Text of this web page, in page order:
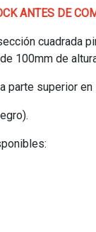
ANTES DE
cuadrada
100mm de
parte superior en